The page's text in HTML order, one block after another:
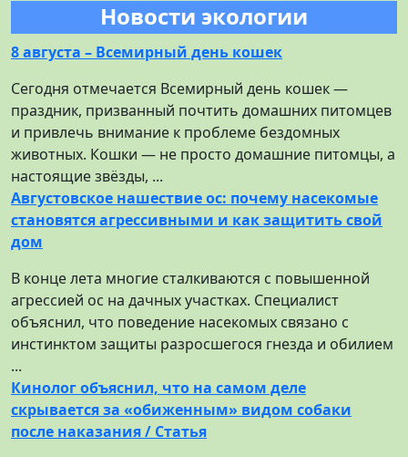
Новости экологии
8 августа – Всемирный день кошек
Сегодня отмечается Всемирный день кошек —
праздник, призванный почтить домашних питомцев
и привлечь внимание к проблеме бездомных
животных. Кошки — не просто домашние питомцы, а
настоящие звёзды, ...
Августовское нашествие ос: почему насекомые
становятся агрессивными и как защитить свой
дом
В конце лета многие сталкиваются с повышенной
агрессией ос на дачных участках. Специалист
объяснил, что поведение насекомых связано с
инстинктом защиты разросшегося гнезда и обилием
...
Кинолог объяснил, что на самом деле
скрывается за «обиженным» видом собаки
после наказания / Статья